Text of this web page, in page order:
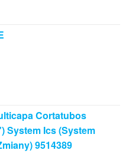
Cortatubos
System Ics (System
9514389